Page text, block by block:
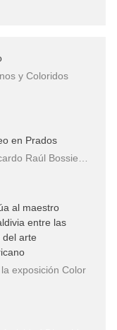
y Coloridos
en Prados
Raúl Bossie…
al maestro
entre las
del arte
exposición Color